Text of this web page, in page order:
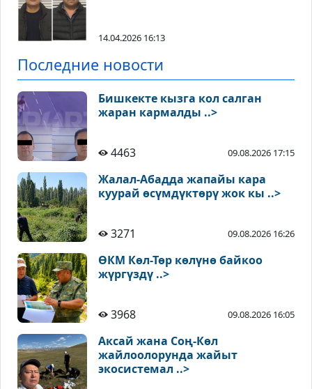
14.04.2026 16:13
Последние новости
Бишкекте кызга кол салган
жаран кармалды ..>
4463 09.08.2026 17:15
Жалал-Абадда жапайы кара
куурай өсүмдүктөрү жок кы ..>
3271 09.08.2026 16:26
ӨКМ Көл-Төр көлүнө байкоо
жүргүздү ..>
3968 09.08.2026 16:05
Аксай жана Соң-Көл
жайлоолорунда жайыт
экосистемал ..>